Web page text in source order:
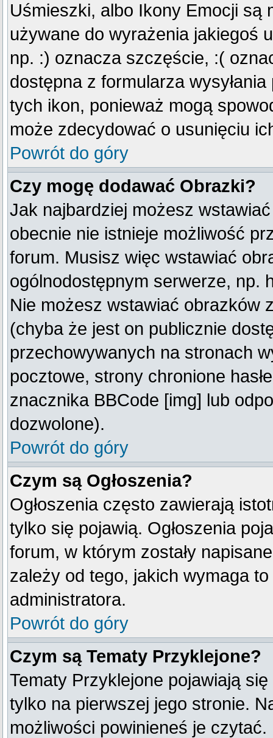
Uśmieszki, albo Ikony Emocji są
używane do wyrażenia jakiegoś
np. :) oznacza szczęście, :(
dostępna z formularza
tych ikon, ponieważ mogą
może zdecydować o usunięciu
Powrót do góry
Czy mogę dodawać Obrazki?
Jak najbardziej możesz
obecnie nie istnieje możliwość
forum. Musisz więc wstawiać
ogólnodostępnym serwerze, np.
Nie możesz wstawiać obrazków
(chyba że jest on publicznie
przechowywanych na stronach
pocztowe, strony chronione
znacznika BBCode [img] lub
dozwolone).
Powrót do góry
Czym są Ogłoszenia?
Ogłoszenia często zawierają
tylko się pojawią. Ogłoszenia
forum, w którym zostały
zależy od tego, jakich wymaga
administratora.
Powrót do góry
Czym są Tematy Przyklejone?
Tematy Przyklejone pojawiają
tylko na pierwszej jego stronie.
możliwości powinieneś je czytać.